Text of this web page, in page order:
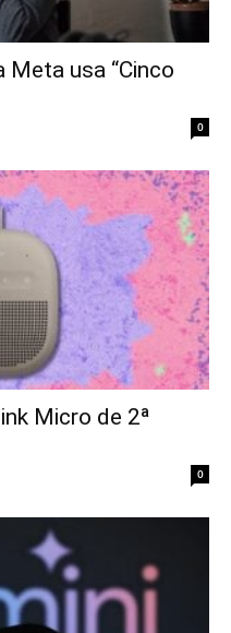
Meta usa “Cinco
0
Micro de 2ª
0